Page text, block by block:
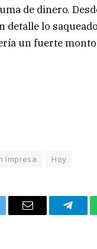
de dinero.
detalle lo
un fuerte
Impresa Hoy
Email